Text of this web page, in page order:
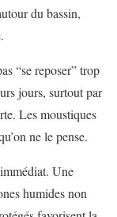
du bassin,
“se reposer” trop
jours, surtout par
Les moustiques
ne le pense.
Une
humides non